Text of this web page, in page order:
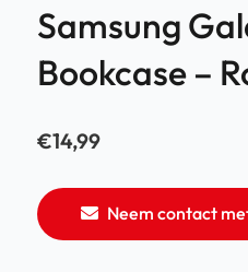
Samsung
Bookcase –
€14,99
Neem contact